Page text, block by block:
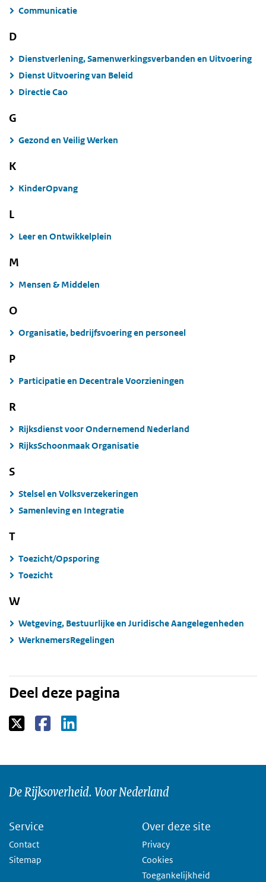
Communicatie
D
Dienstverlening, Samenwerkingsverbanden en Uitvoering
Dienst Uitvoering van Beleid
Directie Cao
G
Gezond en Veilig Werken
K
KinderOpvang
L
Leer en Ontwikkelplein
M
Mensen & Middelen
O
Organisatie, bedrijfsvoering en personeel
P
Participatie en Decentrale Voorzieningen
R
Rijksdienst voor Ondernemend Nederland
RijksSchoonmaak Organisatie
S
Stelsel en Volksverzekeringen
Samenleving en Integratie
T
Toezicht/Opsporing
Toezicht
W
Wetgeving, Bestuurlijke en Juridische Aangelegenheden
WerknemersRegelingen
Deel deze pagina
De Rijksoverheid. Voor Nederland
Service
Contact
Sitemap
Over deze site
Privacy
Cookies
Toegankelijkheid